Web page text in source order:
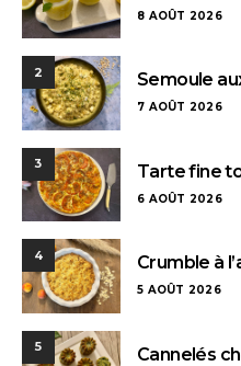
8 AOÛT 2026
2 Semoule
7 AOÛT 2026
3 Tarte fine
6 AOÛT 2026
4 Crumble à
5 AOÛT 2026
5 Cannelés